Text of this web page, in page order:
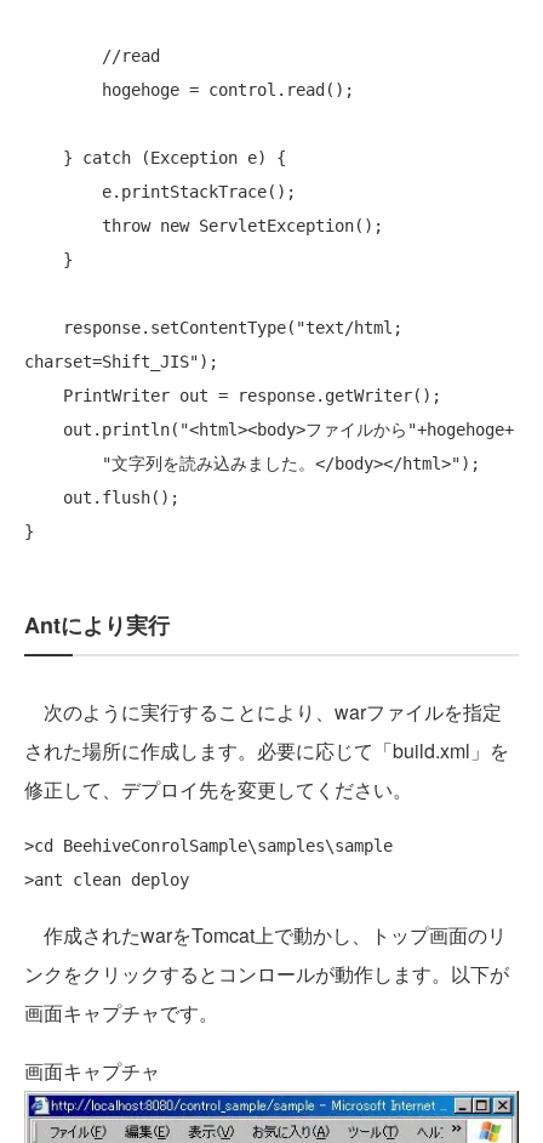
//read
    }
catch (Exception e) {
throw new ServletException();
    response.setContentType(
"text/html;
charset=Shift_JIS");
    out.println(
"<html><body>ファイルから"+hogehoge+
"文字列を読み込みました。</body></html>");
Antにより実行
次のように実行することにより、warファイルを指定
された場所に作成します。必要に応じて「build.xml」を
修正して、デプロイ先を変更してください。
>cd BeehiveConrolSample\samples\sample
作成されたwarをTomcat上で動かし、トップ画面のリ
ンクをクリックするとコンロールが動作します。以下が
画面キャプチャです。
画面キャプチャ